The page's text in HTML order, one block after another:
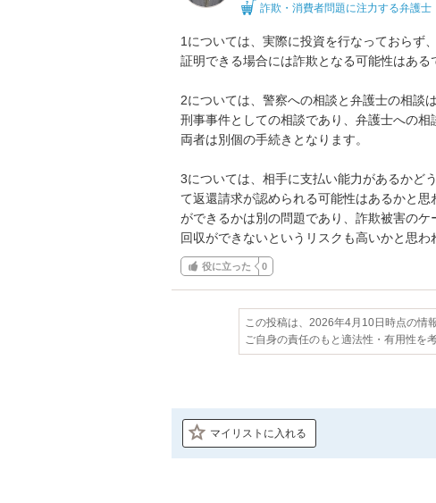
詐欺・消費者問題に注力する弁護士
1については、実際に投資を行なっておらず
証明できる場合には詐欺となる可能性はある
2については、警察への相談と弁護士の相談
刑事事件としての相談であり、弁護士への
両者は別個の手続きとなります。
3については、相手に支払い能力があるかど
て返還請求が認められる可能性はあるかと
ができるかは別の問題であり、詐欺被害のケ
回収ができないというリスクも高いかと思わ
役に立った 0
この投稿は、2026年4月10日時点の情報
ご自身の責任のもと適法性・有用性を
マイリストに入れる